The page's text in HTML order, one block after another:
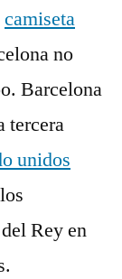
camiseta
no
Barcelona
tercera
unidos
Rey en